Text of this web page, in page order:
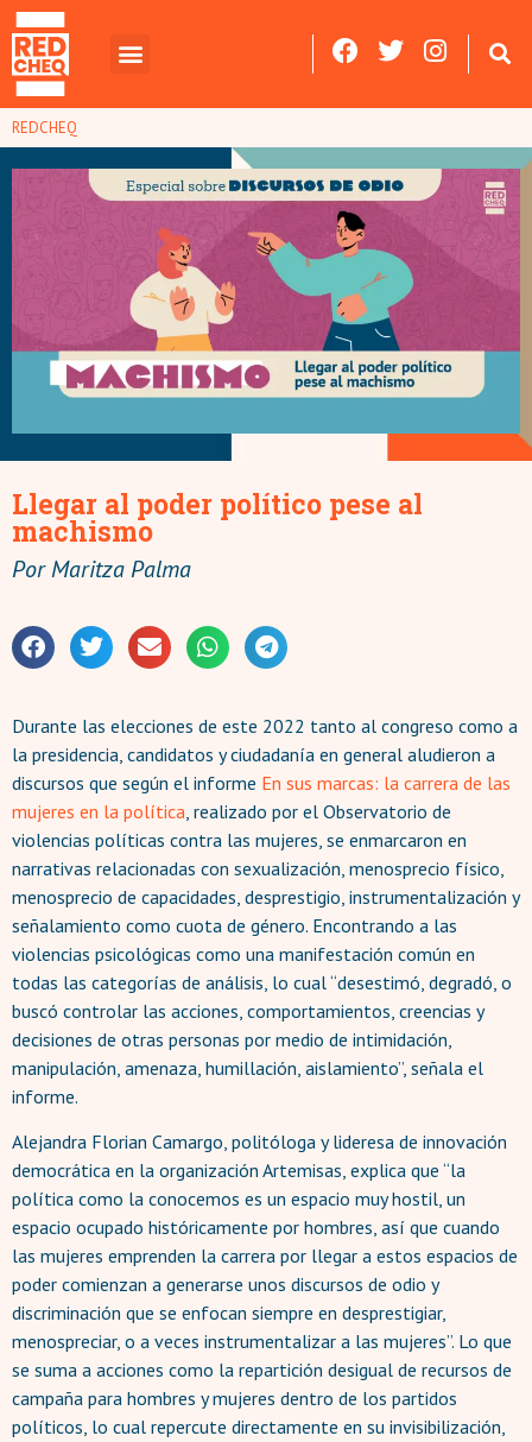
REDCHEQ
Llegar al poder político pese al
machismo
PorMaritza Palma
Durante las elecciones de este 2022 tanto al congreso como a
la presidencia, candidatos y ciudadanía en general aludieron a
discursos que según el informe En sus marcas: la carrera de las
mujeres en la política , realizado por el Observatorio de
violencias políticas contra las mujeres, se enmarcaron en
narrativas relacionadas con sexualización, menosprecio físico,
menosprecio de capacidades, desprestigio, instrumentalización y
señalamiento como cuota de género. Encontrando a las
violencias psicológicas como una manifestación común en
todas las categorías de análisis, lo cual “desestimó, degradó, o
buscó controlar las acciones, comportamientos, creencias y
decisiones de otras personas por medio de intimidación,
manipulación, amenaza, humillación, aislamiento”, señala el
informe.
Alejandra Florian Camargo, politóloga y lideresa de innovación
democrática en la organización Artemisas, explica que “la
política como la conocemos es un espacio muy hostil, un
espacio ocupado históricamente por hombres, así que cuando
las mujeres emprenden la carrera por llegar a estos espacios de
poder comienzan a generarse unos discursos de odio y
discriminación que se enfocan siempre en desprestigiar,
menospreciar, o a veces instrumentalizar a las mujeres”. Lo que
se suma a acciones como la repartición desigual de recursos de
campaña para hombres y mujeres dentro de los partidos
políticos, lo cual repercute directamente en su invisibilización,